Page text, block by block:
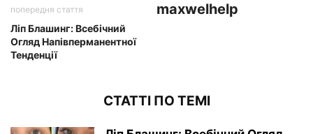
попередня стаття
Ліп Блашинг: Всебічний
Огляд Напівперманентної
Тенденції
maxwelhelp
СТАТТІ ПО ТЕМІ